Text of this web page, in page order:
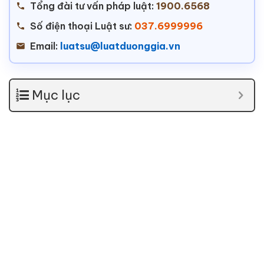
Tổng đài tư vấn pháp luật: 1900.6568
Số điện thoại Luật sư: 037.6999996
Email: luatsu@luatduonggia.vn
Mục lục